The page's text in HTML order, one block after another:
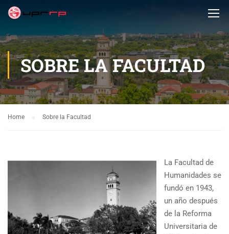
SOBRE LA FACULTAD
Home Sobre la Facultad
La Facultad de
Humanidades se
fundó en 1943,
un año después
de la Reforma
Universitaria de